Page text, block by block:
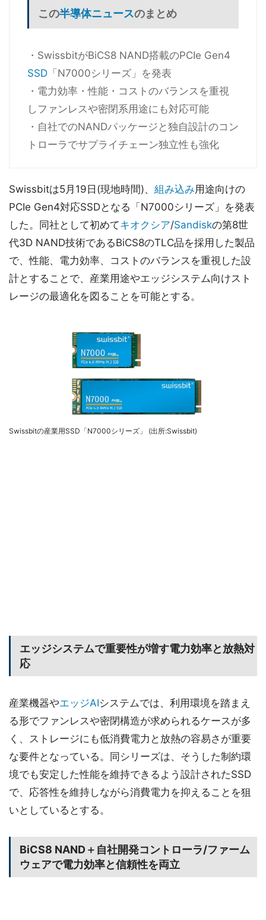
この半導体ニュースのまとめ
・SwissbitがBiCS8 NAND搭載のPCIe Gen4
SSD 「N7000シリーズ」を発表
・電力効率・性能・コストのバランスを重視
しファンレスや密閉系用途にも対応可能
・自社でのNANDパッケージと独自設計のコン
トローラでサプライチェーン独立性も強化
Swissbitは5月19日(現地時間)、 組み込み用途向けの
PCIe Gen4対応SSDとなる「N7000シリーズ」を発表
した。同社として初めてキオクシア/Sandiskの第8世
代3D NAND技術であるBiCS8のTLC品を採用した製品
で、性能、電力効率、コストのバランスを重視した設
計とすることで、産業用途やエッジシステム向けスト
レージの最適化を図ることを可能とする。
Swissbitの産業用SSD「N7000シリーズ」 (出所:Swissbit)
エッジシステムで重要性が増す電力効率と放熱対
応
産業機器やエッジAIシステムでは、利用環境を踏まえ
る形でファンレスや密閉構造が求められるケースが多
く、ストレージにも低消費電力と放熱の容易さが重要
な要件となっている。同シリーズは、そうした制約環
境でも安定した性能を維持できるよう設計されたSSD
で、応答性を維持しながら消費電力を抑えることを狙
いとしているとする。
BiCS8 NAND＋自社開発コントローラ/ファーム
ウェアで電力効率と信頼性を両立